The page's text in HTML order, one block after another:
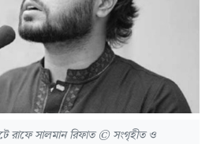
রাফে সালমান রিফাত © সংগৃহীত ও